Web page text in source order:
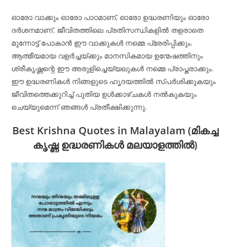
ഓരോ വാക്കും ഓരോ പാഠമാണ്, ഓരോ ഉദ്ധരണിയും ഓരോ
ദർശനമാണ്. ജീവിതത്തിലെ പ്രതിസന്ധികളിൽ തളരാതെ
മുന്നോട്ട് പോകാൻ ഈ വാക്കുകൾ നമ്മെ പ്രേരിപ്പിക്കും.
ആത്മീയമായ വളർച്ചയ്ക്കും മാനസികമായ ഉന്മേഷത്തിനും
ശ്രീകൃഷ്ണന്റെ ഈ അരുളിച്ചെയ്യലുകൾ നമ്മെ പ്രാപ്തരാക്കും.
ഈ ഉദ്ധരണികൾ നിങ്ങളുടെ ഹൃദയത്തിൽ സ്പർശിക്കുകയും
ജീവിതത്തെക്കുറിച്ച് പുതിയ ഉൾക്കാഴ്ചകൾ നൽകുകയും
ചെയ്യുമെന്ന് ഞങ്ങൾ പ്രതീക്ഷിക്കുന്നു.
Best Krishna Quotes in Malayalam (മികച്ച
കൃഷ്ണ ഉദ്ധരണികൾ മലയാളത്തിൽ)